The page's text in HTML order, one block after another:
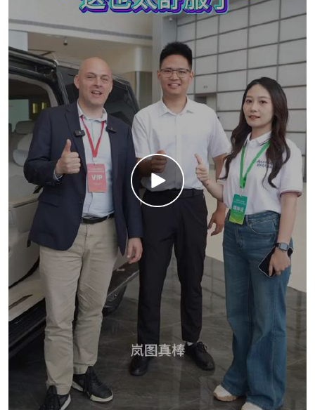
开”，而是“我怕我反应不过来”。唐钱婷说这车能帮新
手减轻紧张感——她没说的后半句是：当你紧张感减
少的时候，你才真正开始享受驾驶本身。 一台车如果
只让你紧张，它就只是工具；如果能让你放松，它才
成为空间。
爆胎稳行系统、驾驶员失能辅助、150公里时速AEB
——这些以前只在旗舰车型上出现的名字，现在全给
你。小鹏的逻辑很清晰：安全不是豪华配置，是基本
人权。 开15万车的人，和开50万车的人，面对爆胎时
的恐惧是一样的。那凭什么只有50万的车能救你一
命？
最后说说增程版。
315公里纯电续航+1330公里综合续航。注意这个数
字：315公里纯电。这意味着什么？意味着绝大多数
城市用户，一周通勤完全可以一滴油不用。周末要跑
长途了，油箱在那等着你。
这代年轻人最讨厌什么？最讨厌被定义。你说纯电
好，我担心长途；你说油车稳，我觉得不智能；你说
增程是过渡，我觉得你在教我做事。
MONA L03的做法是：不争论，不站队，直接把选择
题交给你。 你不是既要纯电的通勤经济性，又要长途
的补能自由吗？好，都给你。这叫对用户真实纠结的